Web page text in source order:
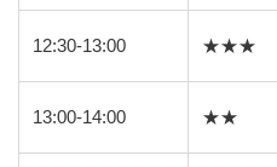
12:30-13:00 ★★★
13:00-14:00 ★★